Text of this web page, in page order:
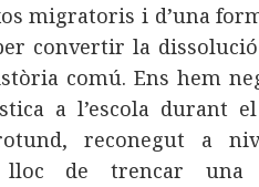
migratoris i d’una
convertir la
comú. Ens hem
a l’escola durant
reconegut a
lloc de trencar una